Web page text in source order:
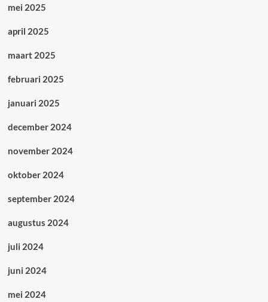
mei 2025
april 2025
maart 2025
februari 2025
januari 2025
december 2024
november 2024
oktober 2024
september 2024
augustus 2024
juli 2024
juni 2024
mei 2024